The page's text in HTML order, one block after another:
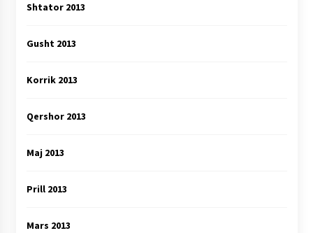
Shtator 2013
Gusht 2013
Korrik 2013
Qershor 2013
Maj 2013
Prill 2013
Mars 2013